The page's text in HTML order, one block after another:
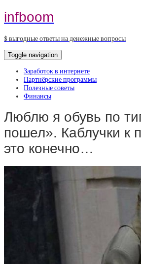
infboom
$ выгодные ответы на денежные вопросы
Toggle navigation
Заработок в интернете
Партнёрские программы
Полезные советы
Финансы
Люблю я обувь по
пошел». Каблучки к
это конечно…